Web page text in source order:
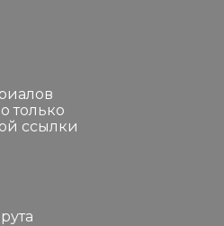
только
ссылки